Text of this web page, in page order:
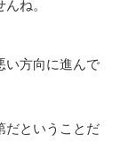
ね。
い方向に進んで
だということだ